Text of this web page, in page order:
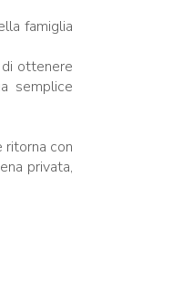
famiglia
ottenere
semplice
ritorna con
privata,